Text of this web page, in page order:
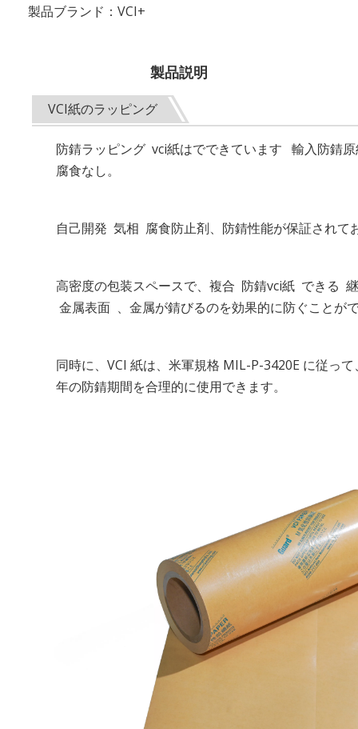
製品ブランド： VCI+
製品説明
VCI紙のラッピング
防錆ラッピング vci紙はでできています 輸入防錆
腐食なし。
自己開発 気相 腐食防止剤、防錆性能が保証されて
高密度の包装スペースで、複合 防錆vci紙 できる
金属表面 、金属が錆びるのを効果的に防ぐことが
同時に、VCI 紙は、米軍規格 MIL-P-3420E に従っ
年の防錆期間を合理的に使用できます。